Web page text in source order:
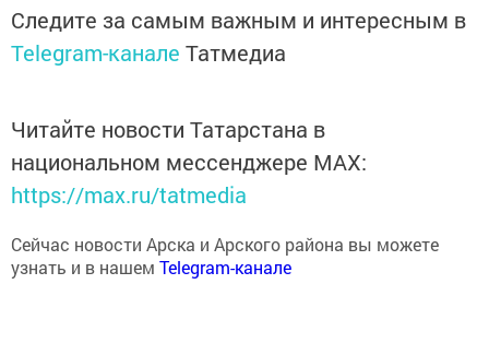
Telegram-каналеТатмедиа
Читайте новости Татарстана в
национальном мессенджере MАХ:
https://max.ru/tatmedia
узнать и в нашемTelegram-канале